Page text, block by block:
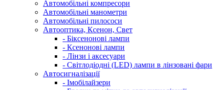
Автомобільні компресори
Автомобільні манометри
Автомобільні пилососи
Автооптика, Ксенон, Свет
- Біксенонові лампи
- Ксенонові лампи
- Лінзи і аксесуари
- Світлодіодні (LED) лампи в лінзовані фари
Автосигналізації
- Імобілайзери